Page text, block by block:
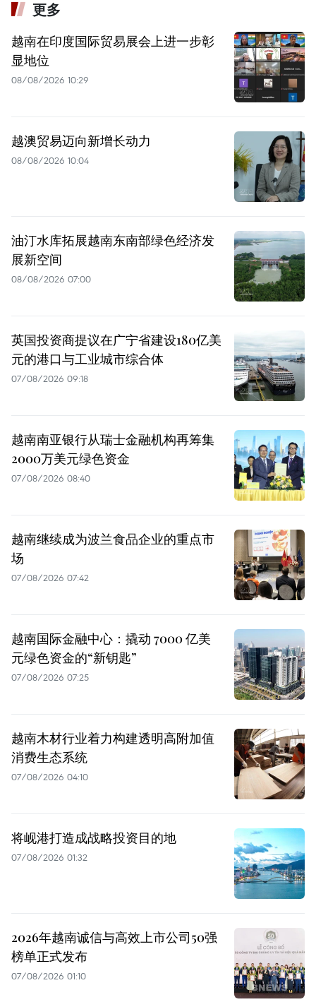
更多
越南在印度国际贸易展会上进一步彰
显地位
08/08/2026 10:29
越澳贸易迈向新增长动力
08/08/2026 10:04
油汀水库拓展越南东南部绿色经济发
展新空间
08/08/2026 07:00
英国投资商提议在广宁省建设180亿美
元的港口与工业城市综合体
07/08/2026 09:18
越南南亚银行从瑞士金融机构再筹集
2000万美元绿色资金
07/08/2026 08:40
越南继续成为波兰食品企业的重点市
场
07/08/2026 07:42
越南国际金融中心：撬动 7000 亿美
元绿色资金的“新钥匙”
07/08/2026 07:25
越南木材行业着力构建透明高附加值
消费生态系统
07/08/2026 04:10
将岘港打造成战略投资目的地
07/08/2026 01:32
2026年越南诚信与高效上市公司50强
榜单正式发布
07/08/2026 01:10